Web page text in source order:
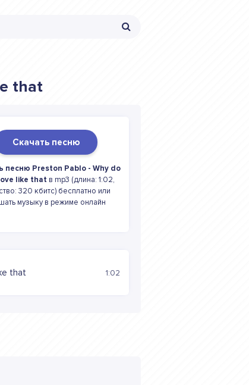
that
Скачать песню
песню Preston Pablo - Why do
like that в mp3 (длина: 1:02,
320 кбитс) бесплатно или
музыку в режиме онлайн
that 1:02